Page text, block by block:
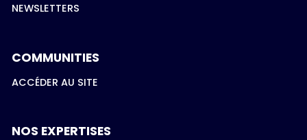
NEWSLETTERS
COMMUNITIES
ACCÉDER AU SITE
NOS EXPERTISES